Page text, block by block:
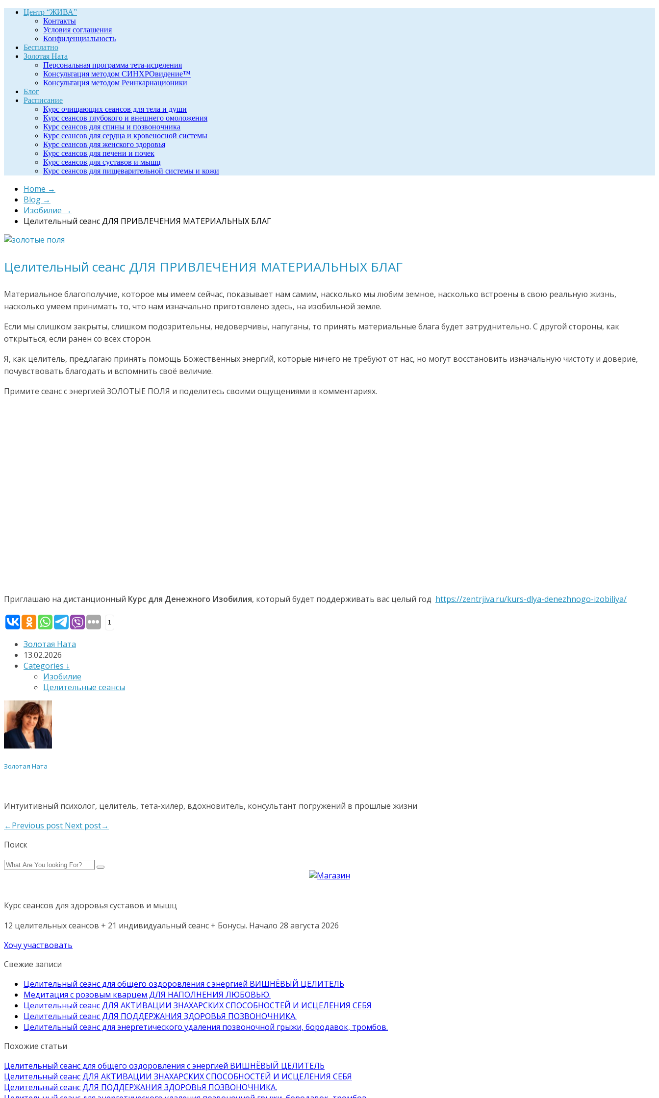
Центр “ЖИВА”
Контакты
Условия соглашения
Конфиденциальность
Бесплатно
Золотая Ната
Персональная программа тета-исцеления
Консультация методом СИНХРОвидение™
Консультация методом Реинкарнационики
Блог
Расписание
Курс очищающих сеансов для тела и души
Курс сеансов глубокого и внешнего омоложения
Курс сеансов для спины и позвоночника
Курс сеансов для сердца и кровеносной системы
Курс сеансов для женского здоровья
Курс сеансов для печени и почек
Курс сеансов для суставов и мышц
Курс сеансов для пищеварительной системы и кожи
Home →
Blog →
Изобилие →
Целительный сеанс ДЛЯ ПРИВЛЕЧЕНИЯ МАТЕРИАЛЬНЫХ БЛАГ
Целительный сеанс ДЛЯ ПРИВЛЕЧЕНИЯ МАТЕРИАЛЬНЫХ БЛАГ
Материальное благополучие, которое мы имеем сейчас, показывает нам самим, насколько мы любим земное, насколько встроены в свою реальную жизнь,
насколько умеем принимать то, что нам изначально приготовлено здесь, на изобильной земле.
Если мы слишком закрыты, слишком подозрительны, недоверчивы, напуганы, то принять материальные блага будет затруднительно. С другой стороны, как
открыться, если ранен со всех сторон.
Я, как целитель, предлагаю принять помощь Божественных энергий, которые ничего не требуют от нас, но могут восстановить изначальную чистоту и доверие,
почувствовать благодать и вспомнить своё величие.
Примите сеанс с энергией ЗОЛОТЫЕ ПОЛЯ и поделитесь своими ощущениями в комментариях.
Приглашаю на дистанционный Курс для Денежного Изобилия, который будет поддерживать вас целый год https://zentrjiva.ru/kurs-dlya-denezhnogo-izobiliya/
1
Золотая Ната
13.02.2026
Categories ↓
Изобилие
Целительные сеансы
Золотая Ната
Интуитивный психолог, целитель, тета-хилер, вдохновитель, консультант погружений в прошлые жизни
←Previous post Next post→
Поиск
Курс сеансов для здоровья суставов и мышц
12 целительных сеансов + 21 индивидуальный сеанс + Бонусы. Начало 28 августа 2026
Хочу участвовать
Свежие записи
Целительный сеанс для общего оздоровления с энергией ВИШНЁВЫЙ ЦЕЛИТЕЛЬ
Медитация с розовым кварцем ДЛЯ НАПОЛНЕНИЯ ЛЮБОВЬЮ.
Целительный сеанс ДЛЯ АКТИВАЦИИ ЗНАХАРСКИХ СПОСОБНОСТЕЙ И ИСЦЕЛЕНИЯ СЕБЯ
Целительный сеанс ДЛЯ ПОДДЕРЖАНИЯ ЗДОРОВЬЯ ПОЗВОНОЧНИКА.
Целительный сеанс для энергетического удаления позвоночной грыжи, бородавок, тромбов.
Похожие статьи
Целительный сеанс для общего оздоровления с энергией ВИШНЁВЫЙ ЦЕЛИТЕЛЬ
Целительный сеанс ДЛЯ АКТИВАЦИИ ЗНАХАРСКИХ СПОСОБНОСТЕЙ И ИСЦЕЛЕНИЯ СЕБЯ
Целительный сеанс ДЛЯ ПОДДЕРЖАНИЯ ЗДОРОВЬЯ ПОЗВОНОЧНИКА.